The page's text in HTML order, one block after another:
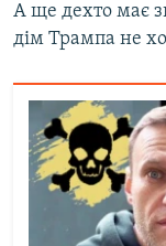
А ще дехто має
дім Трампа не